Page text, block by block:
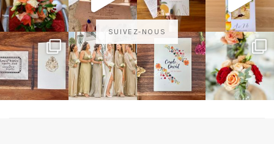
SUIVEZ-NOUS